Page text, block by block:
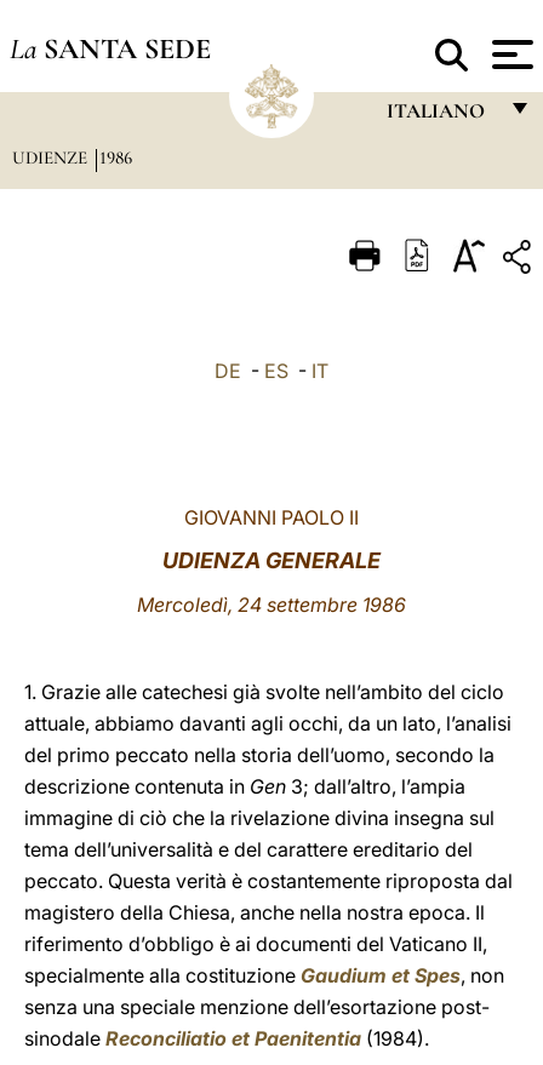
La SANTA SEDE
ITALIANO
ITALIANO
UDIENZE 1986
DE - ES - IT
GIOVANNI PAOLO II
UDIENZA GENERALE
Mercoledì, 24 settembre 1986
1. Grazie alle catechesi già svolte nell’ambito del ciclo
attuale, abbiamo davanti agli occhi, da un lato, l’analisi
del primo peccato nella storia dell’uomo, secondo la
descrizione contenuta in Gen 3; dall’altro, l’ampia
immagine di ciò che la rivelazione divina insegna sul
tema dell’universalità e del carattere ereditario del
peccato. Questa verità è costantemente riproposta dal
magistero della Chiesa, anche nella nostra epoca. Il
riferimento d’obbligo è ai documenti del Vaticano II,
specialmente alla costituzione Gaudium et Spes, non
senza una speciale menzione dell’esortazione post-
sinodale Reconciliatio et Paenitentia (1984).